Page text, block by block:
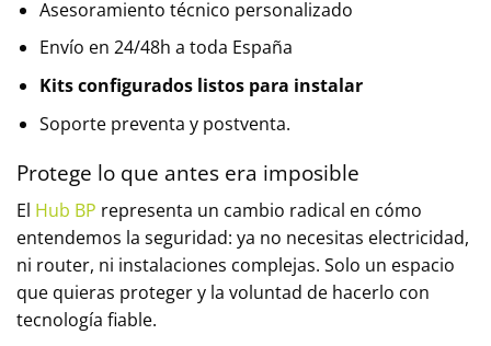
Asesoramiento técnico personalizado
Envío en 24/48h a toda España
Kits configurados listos para instalar
Soporte preventa y postventa.
Protege lo que antes era imposible
El Hub BP representa un cambio radical en cómo
entendemos la seguridad: ya no necesitas electricidad,
ni router, ni instalaciones complejas. Solo un espacio
que quieras proteger y la voluntad de hacerlo con
tecnología fiable.